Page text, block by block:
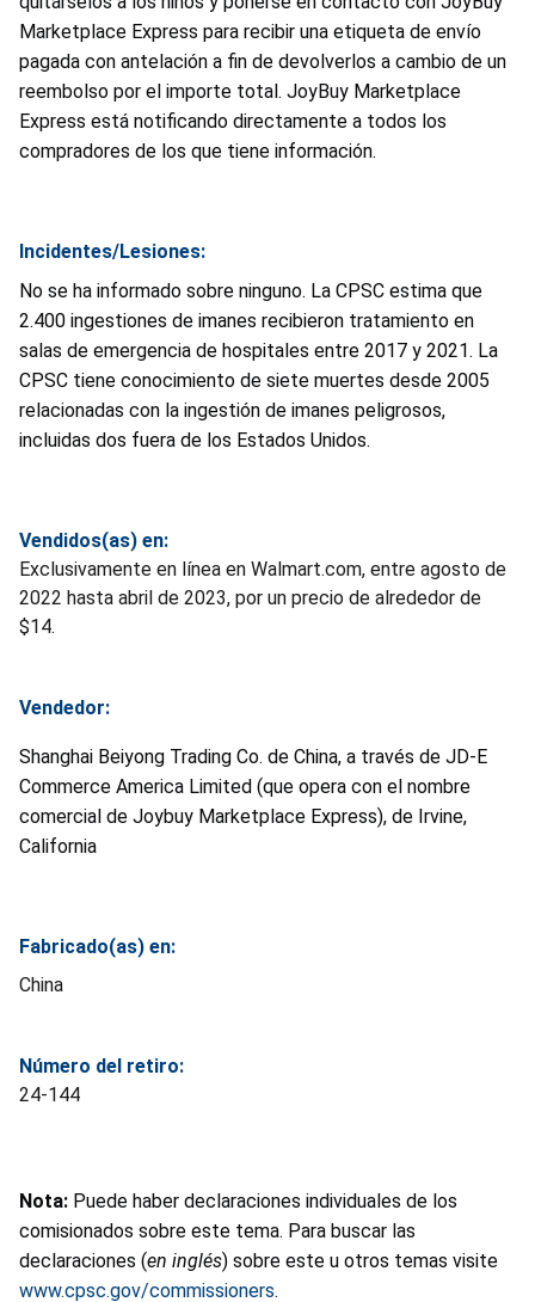
Marketplace Express para recibir una etiqueta de envío
pagada con antelación a fin de devolverlos a cambio de un
reembolso por el importe total. JoyBuy Marketplace
Express está notificando directamente a todos los
compradores de los que tiene información.
Incidentes/Lesiones:
No se ha informado sobre ninguno. La CPSC estima que
2.400 ingestiones de imanes recibieron tratamiento en
salas de emergencia de hospitales entre 2017 y 2021. La
CPSC tiene conocimiento de siete muertes desde 2005
relacionadas con la ingestión de imanes peligrosos,
incluidas dos fuera de los Estados Unidos.
Vendidos(as) en:
Exclusivamente en línea en Walmart.com, entre agosto de
2022 hasta abril de 2023, por un precio de alrededor de
$14.
Vendedor:
Shanghai Beiyong Trading Co. de China, a través de JD-E
Commerce America Limited (que opera con el nombre
comercial de Joybuy Marketplace Express), de Irvine,
California
Fabricado(as) en:
China
Número del retiro:
24-144
Nota: Puede haber declaraciones individuales de los
comisionados sobre este tema. Para buscar las
declaraciones (en inglés) sobre este u otros temas visite
www.cpsc.gov/commissioners.